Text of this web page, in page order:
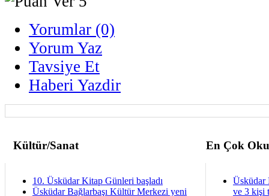
Yorumlar (0)
Yorum Yaz
Tavsiye Et
Haberi Yazdir
Kültür/Sanat En Çok
10. Üsküdar Kitap Günleri başladı
Üsküdar Bağlarbaşı Kültür Merkezi yeni
Üsküdar
ve 3 kişi